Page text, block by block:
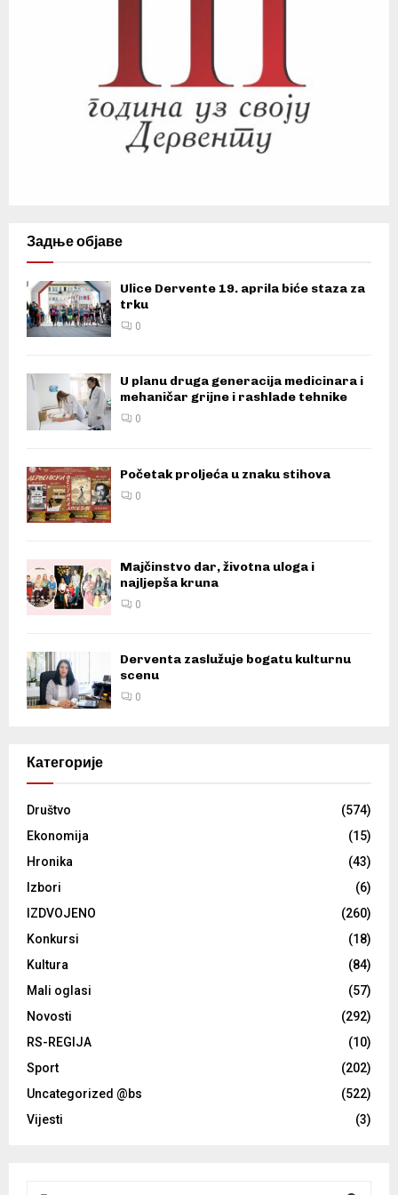
Задње објаве
Ulice Dervente 19. aprila biće staza za
trku
0
U planu druga generacija medicinara i
mehaničar grijne i rashlade tehnike
0
Početak proljeća u znaku stihova
0
Majčinstvo dar, životna uloga i
najljepša kruna
0
Derventa zaslužuje bogatu kulturnu
scenu
0
Категорије
Društvo
(574)
Ekonomija
(15)
Hronika
(43)
Izbori
(6)
IZDVOJENO
(260)
Konkursi
(18)
Kultura
(84)
Mali oglasi
(57)
Novosti
(292)
RS-REGIJA
(10)
Sport
(202)
Uncategorized @bs
(522)
Vijesti
(3)